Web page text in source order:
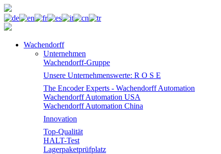
Wachendorff
Unternehmen
Wachendorff-Gruppe
Unsere Unternehmenswerte: R O S E
The Encoder Experts - Wachendorff Automation
Wachendorff Automation USA
Wachendorff Automation China
Innovation
Top-Qualität
HALT-Test
Lagerpaketprüfplatz